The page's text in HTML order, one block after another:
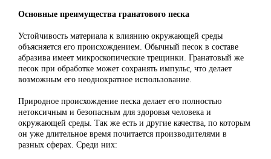
Основные преимущества гранатового песка
Устойчивость материала к влиянию окружающей среды
объясняется его происхождением. Обычный песок в составе
абразива имеет микроскопические трещинки. Гранатовый же
песок при обработке может сохранять импульс, что делает
возможным его неоднократное использование.
Природное происхождение песка делает его полностью
нетоксичным и безопасным для здоровья человека и
окружающей среды. Так же есть и другие качества, по которым
он уже длительное время почитается производителями в
разных сферах. Среди них: